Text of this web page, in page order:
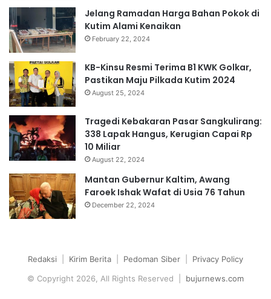
Jelang Ramadan Harga Bahan Pokok di
Kutim Alami Kenaikan
February 22, 2024
KB-Kinsu Resmi Terima B1 KWK Golkar,
Pastikan Maju Pilkada Kutim 2024
August 25, 2024
Tragedi Kebakaran Pasar Sangkulirang:
338 Lapak Hangus, Kerugian Capai Rp
10 Miliar
August 22, 2024
Mantan Gubernur Kaltim, Awang
Faroek Ishak Wafat di Usia 76 Tahun
December 22, 2024
Redaksi Kirim Berita Pedoman Siber
Privacy Policy
© Copyright 2026, All Rights Reserved | bujurnews.com